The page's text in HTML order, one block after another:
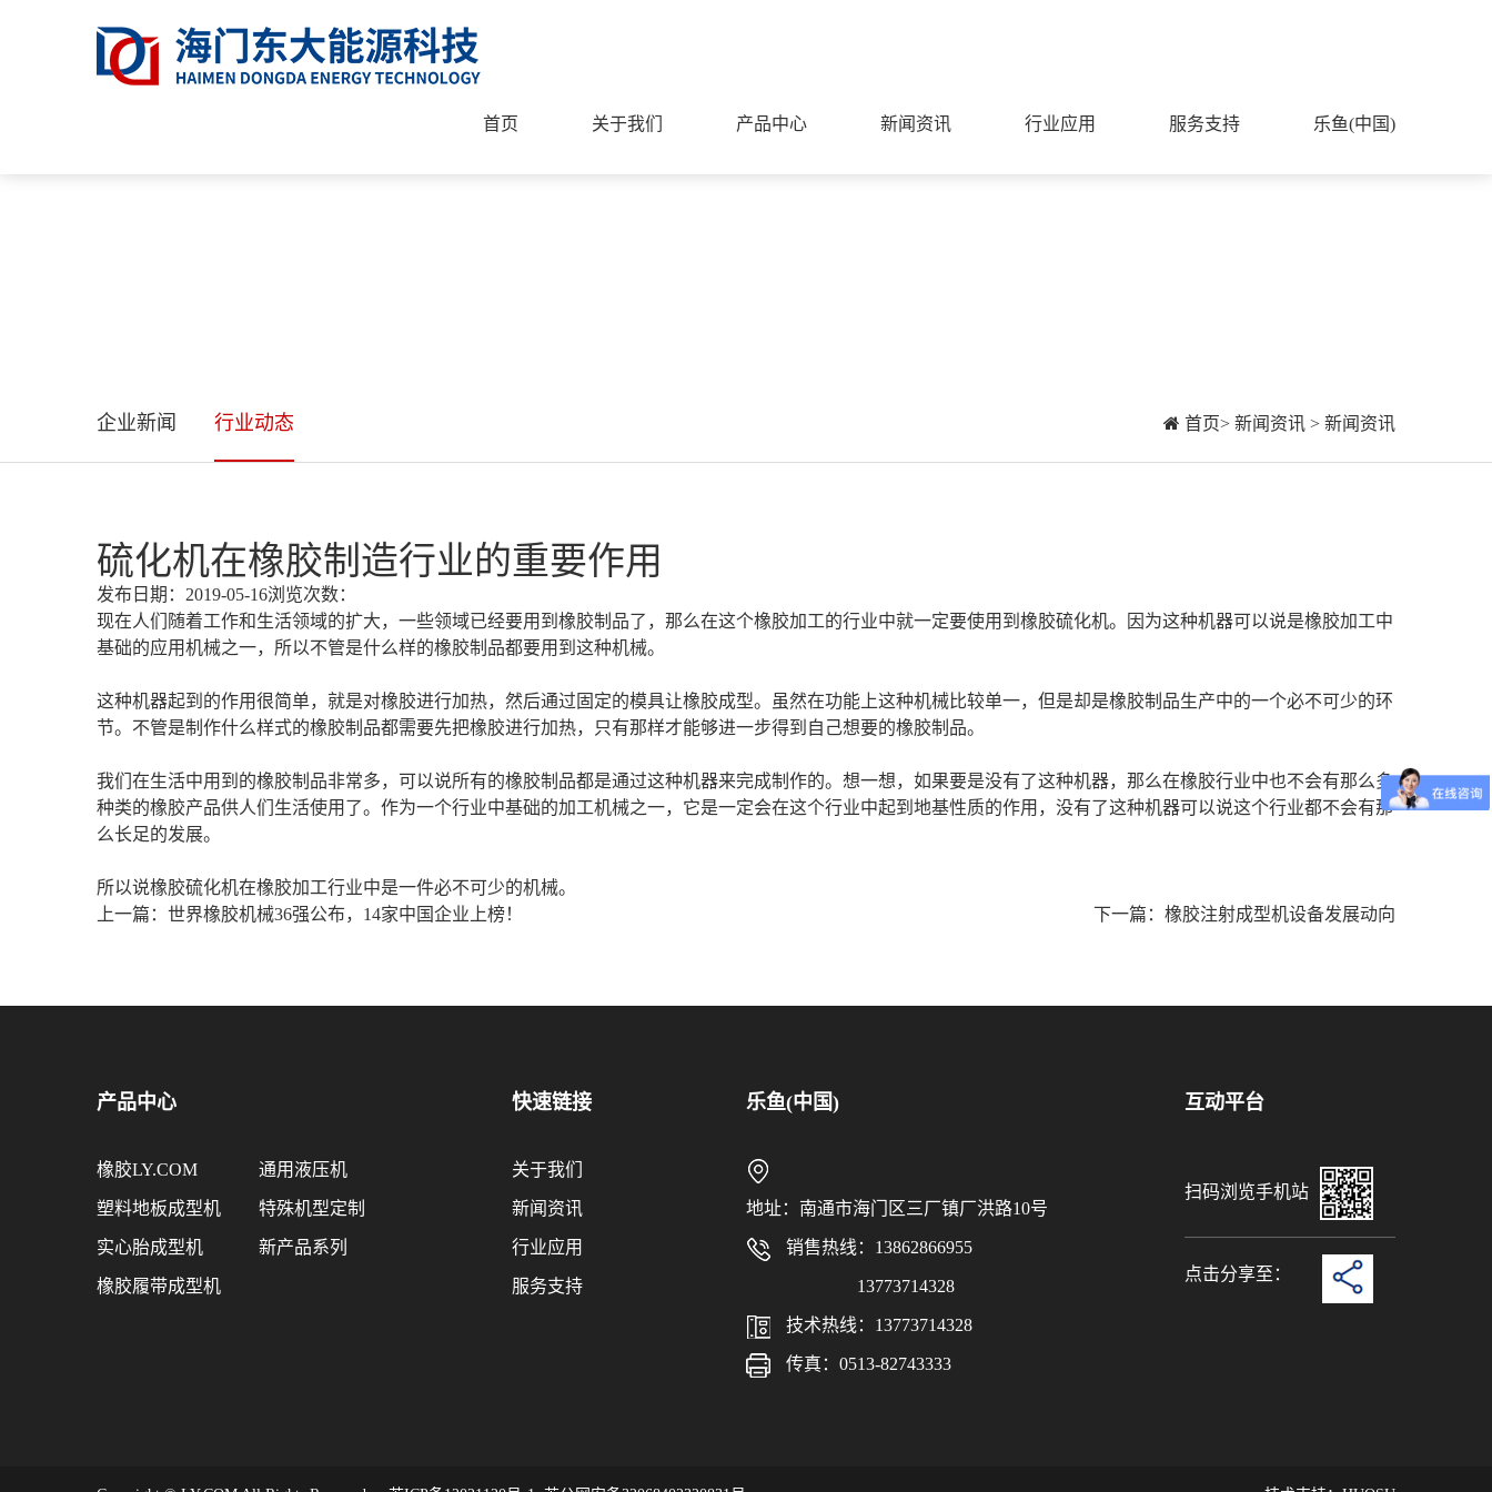
首页 关于我们 产品中心 新闻资讯 行业应用 服务支持 乐鱼(中国)
企业新闻 行业动态 首页> 新闻资讯 > 新闻资讯
硫化机在橡胶制造行业的重要作用
发布日期：2019-05-16浏览次数：
现在人们随着工作和生活领域的扩大，一些领域已经要用到橡胶制品了，那么在这个橡胶加工的行业中就一定要使用到橡胶硫化机。因为这种机器可以说是橡胶加工中
基础的应用机械之一，所以不管是什么样的橡胶制品都要用到这种机械。
这种机器起到的作用很简单，就是对橡胶进行加热，然后通过固定的模具让橡胶成型。虽然在功能上这种机械比较单一，但是却是橡胶制品生产中的一个必不可少的环
节。不管是制作什么样式的橡胶制品都需要先把橡胶进行加热，只有那样才能够进一步得到自己想要的橡胶制品。
我们在生活中用到的橡胶制品非常多，可以说所有的橡胶制品都是通过这种机器来完成制作的。想一想，如果要是没有了这种机器，那么在橡胶行业中也不会有那么多
种类的橡胶产品供人们生活使用了。作为一个行业中基础的加工机械之一，它是一定会在这个行业中起到地基性质的作用，没有了这种机器可以说这个行业都不会有那
么长足的发展。
所以说橡胶硫化机在橡胶加工行业中是一件必不可少的机械。
上一篇：世界橡胶机械36强公布，14家中国企业上榜！
下一篇：橡胶注射成型机设备发展动向
产品中心
橡胶LY.COM
塑料地板成型机
实心胎成型机
橡胶履带成型机
通用液压机
特殊机型定制
新产品系列
快速链接
关于我们
新闻资讯
行业应用
服务支持
乐鱼(中国)
地址：南通市海门区三厂镇厂洪路10号
销售热线：13862866955
13773714328
技术热线：13773714328
传真：0513-82743333
互动平台
扫码浏览手机站
点击分享至：